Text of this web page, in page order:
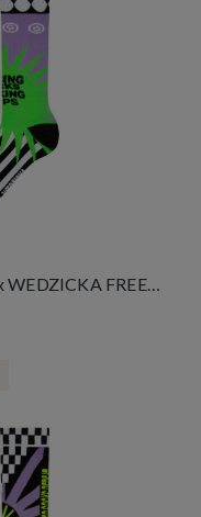
Skarpetki artystyczne ZOOKSY x WEDZICKA FREEDOM